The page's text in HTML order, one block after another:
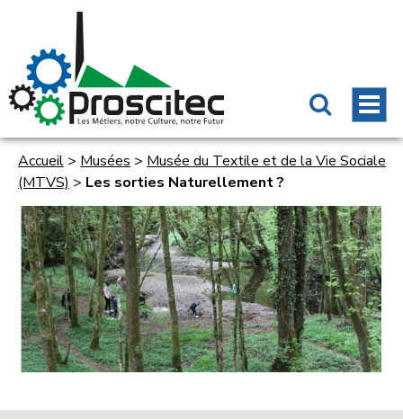
Accueil > Musées > Musée du Textile et de la Vie Sociale
(MTVS) > Les sorties Naturellement ?